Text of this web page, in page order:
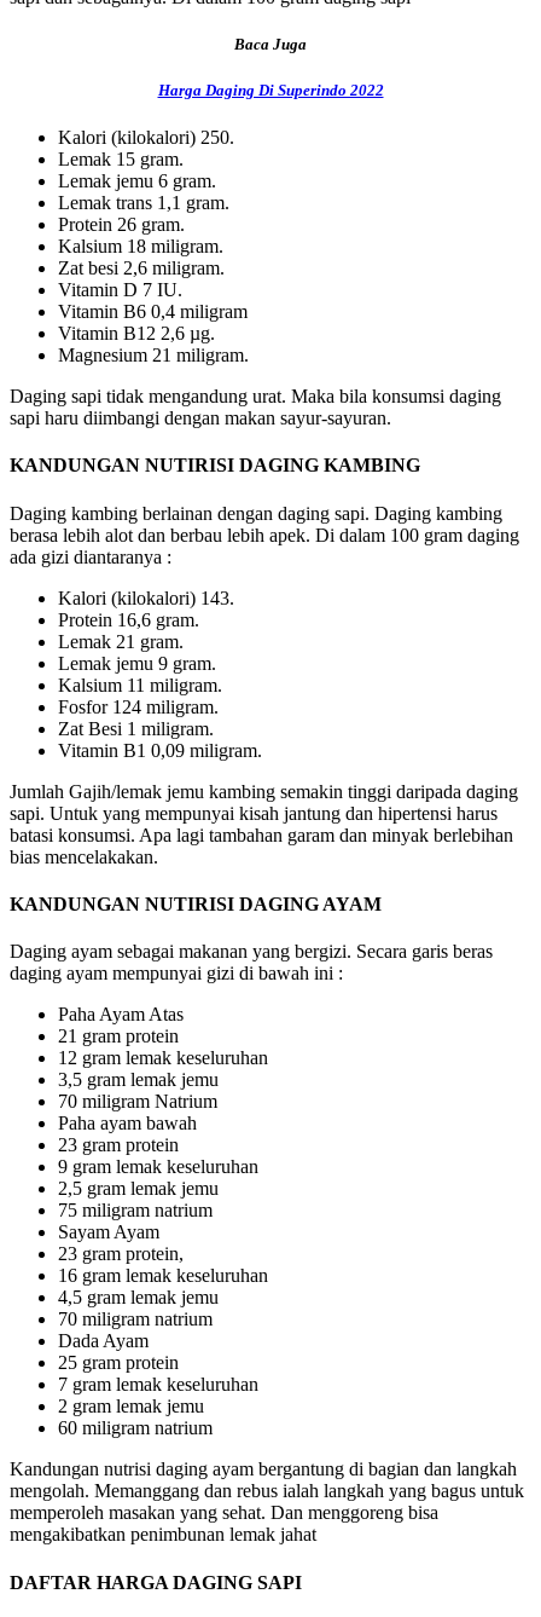
Baca Juga
Harga Daging Di Superindo 2022
Kalori (kilokalori) 250.
Lemak 15 gram.
Lemak jemu 6 gram.
Lemak trans 1,1 gram.
Protein 26 gram.
Kalsium 18 miligram.
Zat besi 2,6 miligram.
Vitamin D 7 IU.
Vitamin B6 0,4 miligram
Vitamin B12 2,6 µg.
Magnesium 21 miligram.
Daging sapi tidak mengandung urat. Maka bila konsumsi daging
sapi haru diimbangi dengan makan sayur-sayuran.
KANDUNGAN NUTIRISI DAGING KAMBING
Daging kambing berlainan dengan daging sapi. Daging kambing
berasa lebih alot dan berbau lebih apek. Di dalam 100 gram daging
ada gizi diantaranya :
Kalori (kilokalori) 143.
Protein 16,6 gram.
Lemak 21 gram.
Lemak jemu 9 gram.
Kalsium 11 miligram.
Fosfor 124 miligram.
Zat Besi 1 miligram.
Vitamin B1 0,09 miligram.
Jumlah Gajih/lemak jemu kambing semakin tinggi daripada daging
sapi. Untuk yang mempunyai kisah jantung dan hipertensi harus
batasi konsumsi. Apa lagi tambahan garam dan minyak berlebihan
bias mencelakakan.
KANDUNGAN NUTIRISI DAGING AYAM
Daging ayam sebagai makanan yang bergizi. Secara garis beras
daging ayam mempunyai gizi di bawah ini :
Paha Ayam Atas
21 gram protein
12 gram lemak keseluruhan
3,5 gram lemak jemu
70 miligram Natrium
Paha ayam bawah
23 gram protein
9 gram lemak keseluruhan
2,5 gram lemak jemu
75 miligram natrium
Sayam Ayam
23 gram protein,
16 gram lemak keseluruhan
4,5 gram lemak jemu
70 miligram natrium
Dada Ayam
25 gram protein
7 gram lemak keseluruhan
2 gram lemak jemu
60 miligram natrium
Kandungan nutrisi daging ayam bergantung di bagian dan langkah
mengolah. Memanggang dan rebus ialah langkah yang bagus untuk
memperoleh masakan yang sehat. Dan menggoreng bisa
mengakibatkan penimbunan lemak jahat
DAFTAR HARGA DAGING SAPI